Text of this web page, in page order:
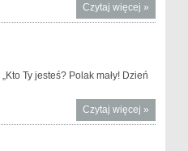
Czytaj więcej o
Moody’s
zielone
»
Ty jesteś? Polak mały! Dzień
Czytaj więcej o MF na
Dniu
»